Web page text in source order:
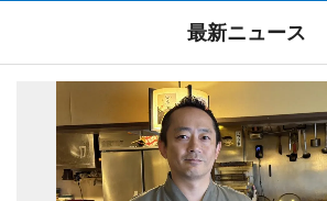
最新ニュース